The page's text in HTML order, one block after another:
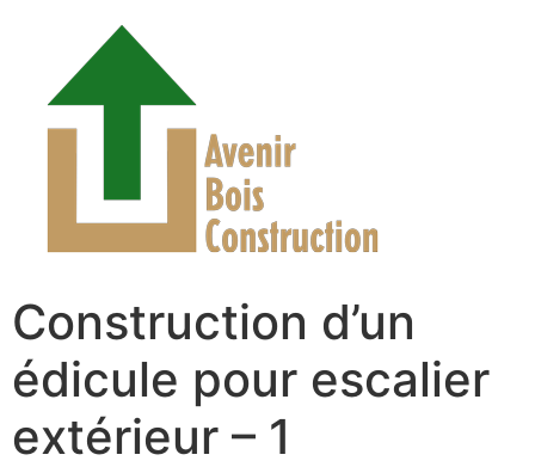
Construction d’un
édicule pour escalier
extérieur – 1